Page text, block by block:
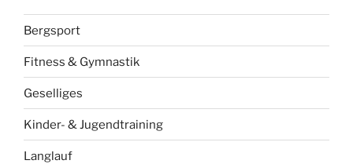
Bergsport
Fitness & Gymnastik
Geselliges
Kinder- & Jugendtraining
Langlauf